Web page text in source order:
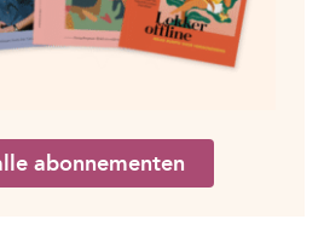
abonnementen